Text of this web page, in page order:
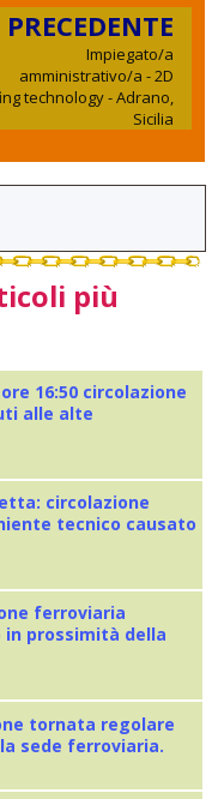
PRECEDENTE
Impiegato/a
amministrativo/a - 2D
technology - Adrano,
Sicilia
più
16:50 circolazione
alle alte
circolazione
tecnico causato
ferroviaria
prossimità della
tornata regolare
sede ferroviaria.